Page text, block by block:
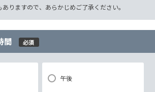
りますので、あらかじめご了承ください。
間 必須
午後